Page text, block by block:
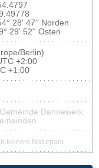
28' 47'' Norden
29' 52'' Osten
Berlin)
+2:00
+1:00
Dannewerk
keinem Naturpark